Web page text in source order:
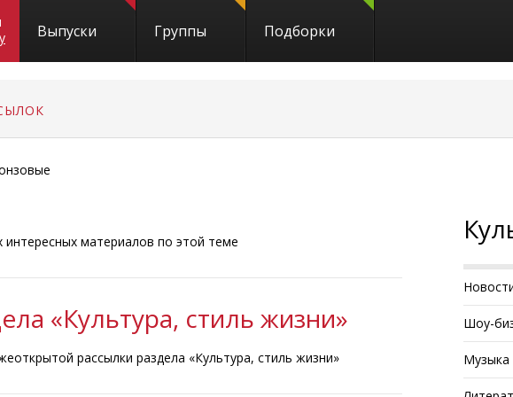
Выпуски Группы Подборки
интересных материалов по этой теме
«Культура, стиль жизни»
рассылки раздела «Культура, стиль жизни»
Шоу-
Музыка